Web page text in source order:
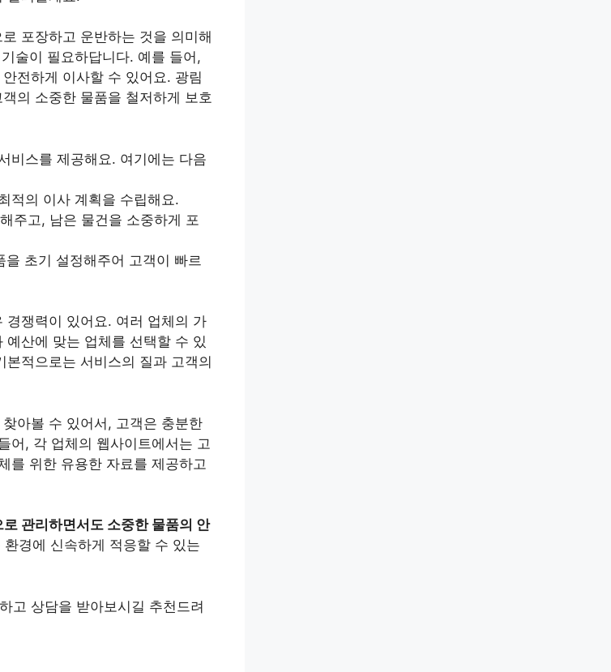
포장하고 운반하는 것을 의미해
술이 필요하답니다. 예를 들어,
전하게 이사할 수 있어요. 광림
의 소중한 물품을 철저하게 보호
비스를 제공해요. 여기에는 다음
적의 이사 계획을 수립해요.
주고, 남은 물건을 소중하게 포
초기 설정해주어 고객이 빠르
쟁력이 있어요. 여러 업체의 가
산에 맞는 업체를 선택할 수 있
적으로는 서비스의 질과 고객의
아볼 수 있어서, 고객은 충분한
어, 각 업체의 웹사이트에서는 고
를 위한 유용한 자료를 제공하고
관리하면서도 소중한 물품의 안
경에 신속하게 적응할 수 있는
고 상담을 받아보시길 추천드려